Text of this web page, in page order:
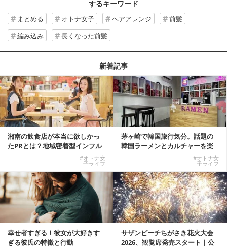
するキーワード
まとめる オトナ女子 ヘアアレンジ
前髪
編み込み
長くなった前髪
新着記事
湘南の飲食店が本当に欲しかっ
たPRとは？地域密着型インフル
#オトナ女
子ライフ
茅ヶ崎で韓国旅行気分。話題の
韓国ラーメンとカルチャーを楽
#オトナ女
子ライフ
幸せ者すぎる！彼女が大好きす
ぎる彼氏の特徴と行動
サザンビーチちがさき花火大会
2026、観覧席発売スタート｜公